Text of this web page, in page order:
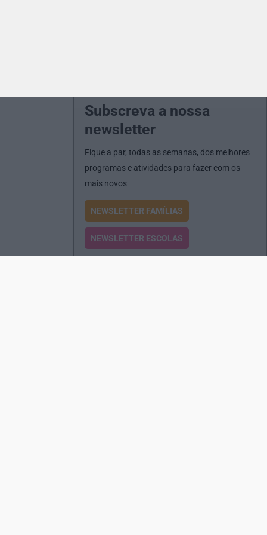
Subscreva a nossa
newsletter
Fique a par, todas as semanas, dos melhores
programas e atividades para fazer com os
mais novos
NEWSLETTER FAMÍLIAS
NEWSLETTER ESCOLAS